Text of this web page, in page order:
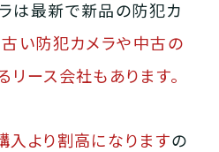
は最新で新品の防犯カ
古い防犯カメラや中古の
ース会社もあります。
入より割高になりますの